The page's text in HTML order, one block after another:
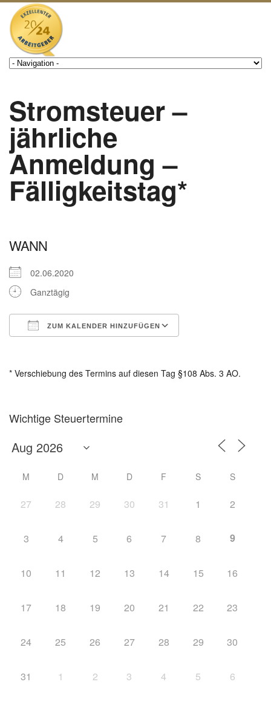
Stromsteuer –
jährliche
Anmeldung –
Fälligkeitstag*
WANN
02.06.2020
Ganztägig
ZUM KALENDER HINZUFÜGEN
* Verschiebung des Termins auf diesen Tag §108 Abs. 3 AO.
Wichtige Steuertermine
M D M D F S S
27 28 29 30 31 1 2
3 4 5 6 7 8 9
10 11 12 13 14 15 16
17 18 19 20 21 22 23
24 25 26 27 28 29 30
31 1 2 3 4 5 6